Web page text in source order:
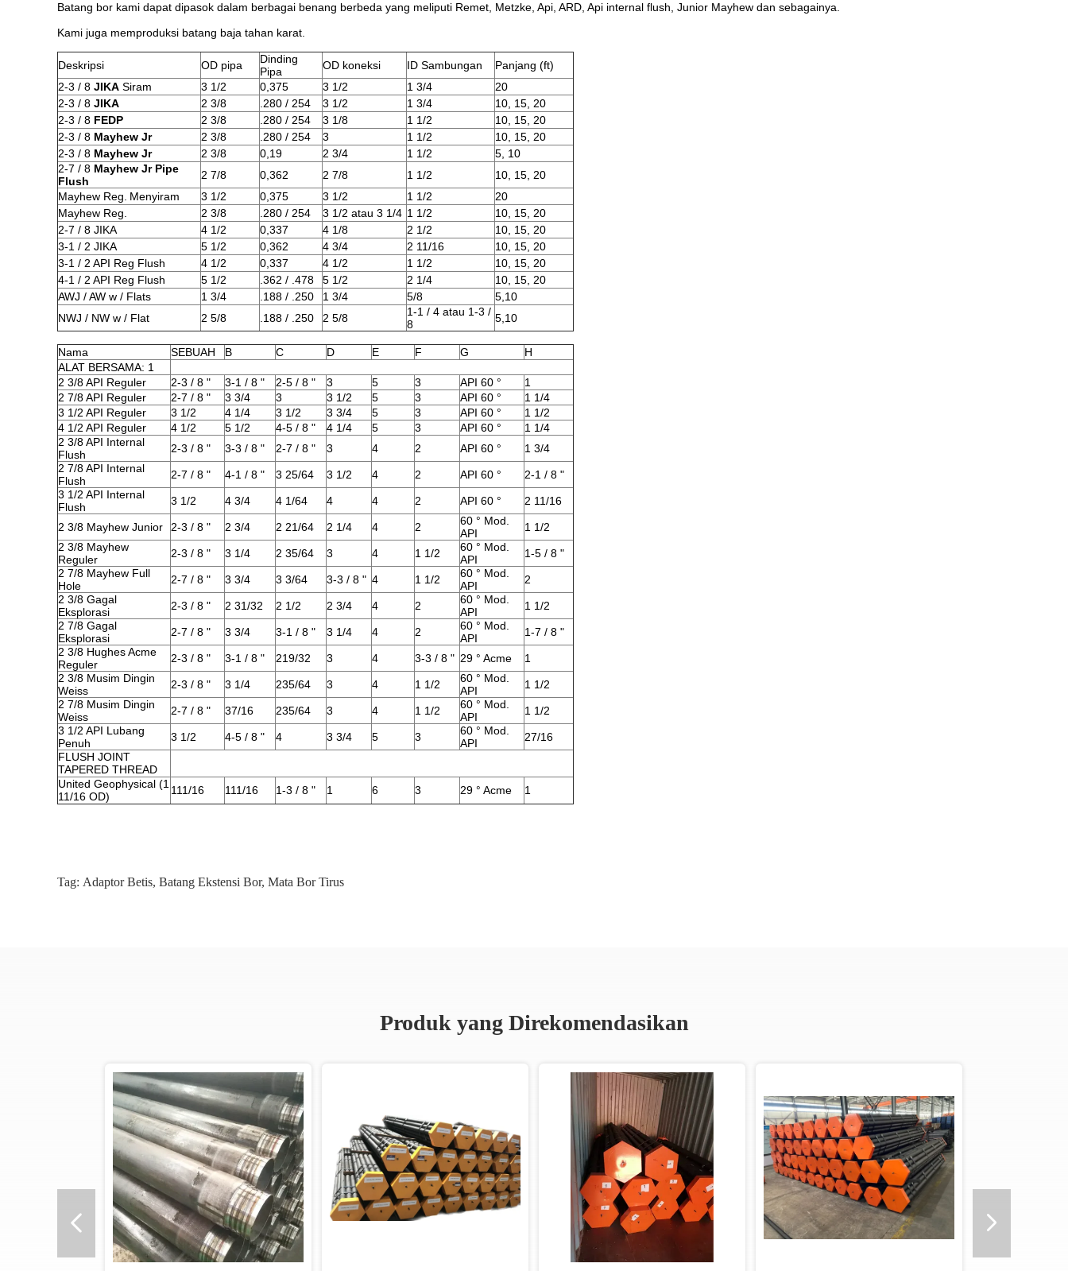
Batang bor kami dapat dipasok dalam berbagai benang berbeda yang meliputi Remet, Metzke, Api, ARD, Api internal flush, Junior Mayhew dan sebagainya.
Kami juga memproduksi batang baja tahan karat.
Deskripsi OD pipa
Dinding
Pipa
OD koneksi ID Sambungan
Panjang (ft)
2-3 / 8 JIKA Siram 3 1/2 0,375 3 1/2 1 3/4
20
2-3 / 8 JIKA 2 3/8 .280 / 254 3 1/2 1 3/4
10, 15, 20
2-3 / 8 FEDP 2 3/8 .280 / 254 3 1/8 1 1/2
10, 15, 20
2-3 / 8 Mayhew Jr 2 3/8 .280 / 254 3 1 1/2
10, 15, 20
2-3 / 8 Mayhew Jr 2 3/8 0,19 2 3/4 1 1/2
5, 10
2-7 / 8 Mayhew Jr Pipe
Flush
2 7/8 0,362 2 7/8 1 1/2
10, 15, 20
Mayhew Reg. Menyiram 3 1/2 0,375 3 1/2 1 1/2
20
Mayhew Reg.
2 3/8 .280 / 254 3 1/2 atau 3 1/4 1 1/2
10, 15, 20
2-7 / 8 JIKA
4 1/2 0,337 4 1/8 2 1/2
10, 15, 20
3-1 / 2 JIKA
5 1/2 0,362 4 3/4 2 11/16
10, 15, 20
3-1 / 2 API Reg Flush
4 1/2 0,337 4 1/2 1 1/2
10, 15, 20
4-1 / 2 API Reg Flush
5 1/2 .362 / .478 5 1/2 2 1/4
10, 15, 20
AWJ / AW w / Flats
1 3/4 .188 / .250 1 3/4 5/8
5,10
NWJ / NW w / Flat
2 5/8 .188 / .250 2 5/8
1-1 / 4 atau 1-3 /
8
5,10
Nama SEBUAH B C D E F G
H
ALAT BERSAMA: 1
2 3/8 API Reguler
2-3 / 8 " 3-1 / 8 " 2-5 / 8 " 3 5 3 API 60 °
1
2 7/8 API Reguler
2-7 / 8 " 3 3/4 3 3 1/2 5 3 API 60 °
1 1/4
3 1/2 API Reguler
3 1/2 4 1/4 3 1/2 3 3/4 5 3 API 60 °
1 1/2
4 1/2 API Reguler
4 1/2 5 1/2 4-5 / 8 " 4 1/4 5 3 API 60 °
1 1/4
2 3/8 API Internal
Flush
2-3 / 8 " 3-3 / 8 " 2-7 / 8 " 3 4 2 API 60 °
1 3/4
2 7/8 API Internal
Flush
2-7 / 8 " 4-1 / 8 " 3 25/64 3 1/2 4 2 API 60 °
2-1 / 8 "
3 1/2 API Internal
Flush
3 1/2 4 3/4 4 1/64 4 4 2 API 60 ° 2 11/16
2 3/8 Mayhew Junior 2-3 / 8 " 2 3/4 2 21/64 2 1/4 4 2
60 ° Mod.
API
1 1/2
2 3/8 Mayhew
Reguler
2-3 / 8 " 3 1/4 2 35/64 3 4 1 1/2
60 ° Mod.
API
1-5 / 8 "
2 7/8 Mayhew Full
Hole
2-7 / 8 " 3 3/4 3 3/64 3-3 / 8 " 4 1 1/2
60 ° Mod.
API
2
2 3/8 Gagal
Eksplorasi
2-3 / 8 " 2 31/32 2 1/2 2 3/4 4 2
60 ° Mod.
API
1 1/2
2 7/8 Gagal
Eksplorasi
2-7 / 8 " 3 3/4 3-1 / 8 " 3 1/4 4 2
60 ° Mod.
API
1-7 / 8 "
2 3/8 Hughes Acme
Reguler
2-3 / 8 " 3-1 / 8 " 219/32 3 4 3-3 / 8 " 29 ° Acme
1
2 3/8 Musim Dingin
Weiss
2-3 / 8 " 3 1/4 235/64 3 4 1 1/2
60 ° Mod.
API
1 1/2
2 7/8 Musim Dingin
Weiss
2-7 / 8 " 37/16 235/64 3 4 1 1/2
60 ° Mod.
API
1 1/2
3 1/2 API Lubang
Penuh
3 1/2 4-5 / 8 " 4 3 3/4 5 3
60 ° Mod.
API
27/16
FLUSH JOINT
TAPERED THREAD
United Geophysical (1
11/16 OD)
111/16 111/16 1-3 / 8 " 1 6 3 29 ° Acme 1
Tag: Adaptor Betis, Batang Ekstensi Bor, Mata Bor Tirus
Produk yang Direkomendasikan